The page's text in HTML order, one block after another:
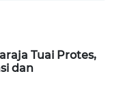
Tuai Protes,
dan